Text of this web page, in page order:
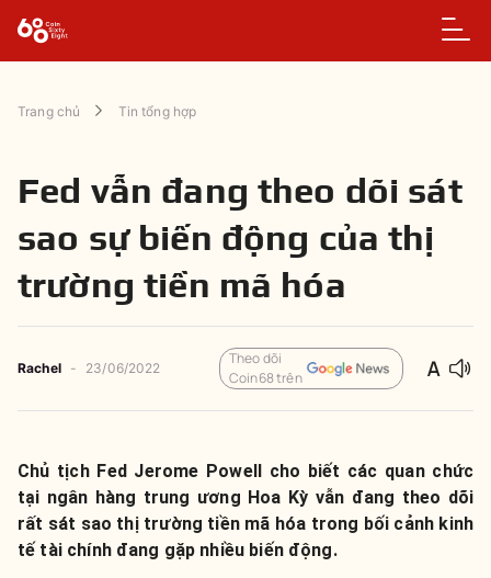
Trang chủ Tin tổng hợp
Fed vẫn đang theo dõi sát
sao sự biến động của thị
trường tiền mã hóa
Rachel - 23/06/2022
Theo dõi
Coin68 trên
Chủ tịch Fed Jerome Powell cho biết các quan chức
tại ngân hàng trung ương Hoa Kỳ vẫn đang theo dõi
rất sát sao thị trường tiền mã hóa trong bối cảnh kinh
tế tài chính đang gặp nhiều biến động.